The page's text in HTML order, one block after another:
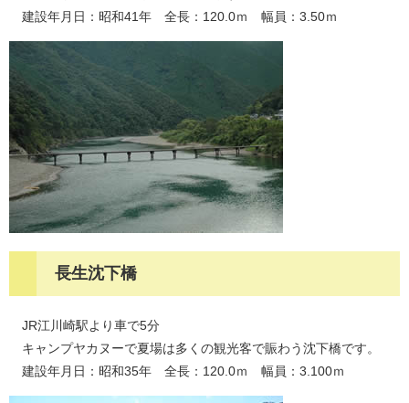
建設年月日：昭和41年 全長：120.0ｍ 幅員：3.50ｍ
長生沈下橋
JR江川崎駅より車で5分
キャンプヤカヌーで夏場は多くの観光客で賑わう沈下橋です。
建設年月日：昭和35年 全長：120.0ｍ 幅員：3.100ｍ